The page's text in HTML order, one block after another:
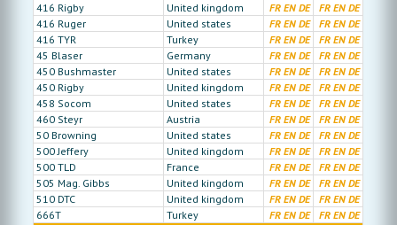
416 Rigby
United kingdom FR EN DE FR EN DE
416 Ruger
United states FR EN DE FR EN DE
416 TYR
Turkey FR EN DE FR EN DE
45 Blaser
Germany FR EN DE FR EN DE
450 Bushmaster
United states FR EN DE FR EN DE
450 Rigby
United kingdom FR EN DE FR EN DE
458 Socom
United states FR EN DE FR EN DE
460 Steyr
Austria FR EN DE FR EN DE
50 Browning
United states FR EN DE FR EN DE
500 Jeffery
United kingdom FR EN DE FR EN DE
500 TLD
France FR EN DE FR EN DE
505 Mag. Gibbs
United kingdom FR EN DE FR EN DE
510 DTC
United kingdom FR EN DE FR EN DE
666T
Turkey FR EN DE FR EN DE